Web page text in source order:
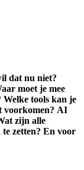
dat nu niet?
moet je mee
Welke tools kan je
voorkomen? AI
zetten? En voor